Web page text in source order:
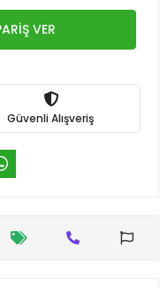
VER
Güvenli Alışveriş